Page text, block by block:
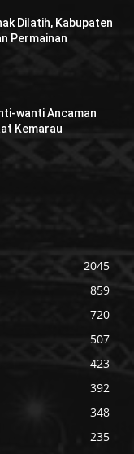
Dilatih, Kabupaten
Permainan
wanti Ancaman
Kemarau
2045
859
720
507
423
392
348
235